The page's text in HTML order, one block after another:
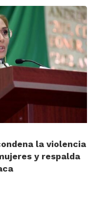
la violencia
y respalda